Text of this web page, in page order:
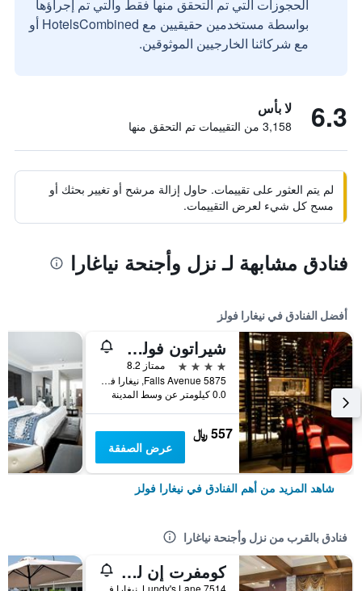
الحجوزات التي تم التحقق منها فقط والتي تم إجراؤها
بواسطة مستخدمين حقيقيين مع HotelsCombined أو
مع شركائنا الخارجيين الموثوقين.
6.3 لا بأس
3,158 من التقييمات تم التحقق منها
لم يتم العثور على تقييمات. حاول إزالة مرشح أو تغيير بحثك أو
مسح كل شيء لعرض التقييمات.
فنادق مشابهة لـ نزل وأجنحة نياغارا
أفضل الفنادق في نيغارا فولز
شيراتون فولزفيو هوتل
4 نجوم
ممتاز 8.2
5875 Falls Avenue, نيغارا فولز, ON, كندا
0.0 كيلومتر عن وسط المدينة
557 ﷼
عرض الصفقة
شاهد المزيد من أهم الفنادق في نيغارا فولز
فنادق بالقرب من نزل وأجنحة نياغارا
كومفرت إن لنديز لين
7514 Lundy's Lane, نيغارا فولز, ON, كندا